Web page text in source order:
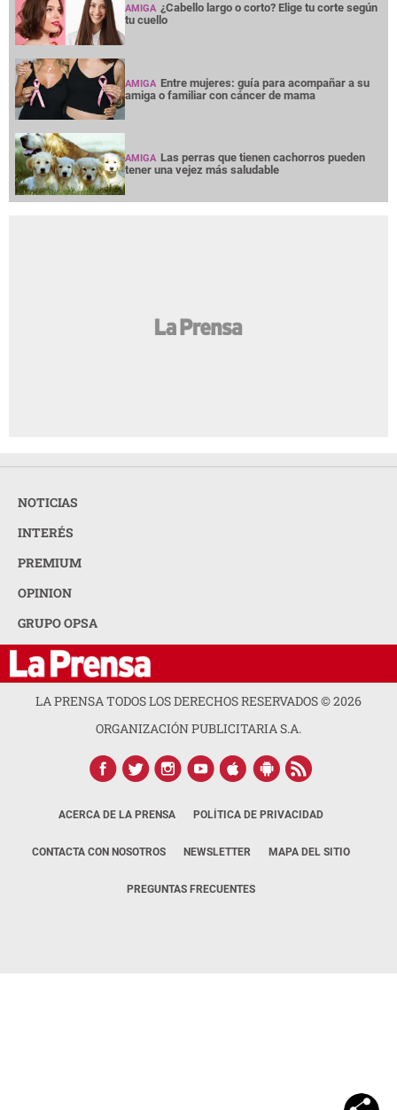
AMIGA ¿Cabello largo o corto? Elige tu corte según
tu cuello
AMIGA Entre mujeres: guía para acompañar a su
amiga o familiar con cáncer de mama
AMIGA Las perras que tienen cachorros pueden
tener una vejez más saludable
NOTICIAS
INTERÉS
PREMIUM
OPINION
GRUPO OPSA
LA PRENSA TODOS LOS DERECHOS RESERVADOS ©2026
ORGANIZACIÓN PUBLICITARIA S.A.
ACERCA DE LA PRENSA POLÍTICA DE PRIVACIDAD
CONTACTA CON NOSOTROS NEWSLETTER MAPA DEL SITIO
PREGUNTAS FRECUENTES